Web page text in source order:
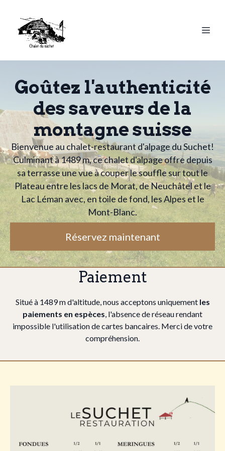
Goûtez l'authenticité
des saveurs de la
montagne suisse
Bienvenue au chalet-restaurant d'alpage du Suchet!
Culminant à 1489 m, ce chalet d'alpage offre depuis
sa terrasse une vue à couper le souffle sur tout le
Plateau entre les lacs de Morat, de Neuchâtel et le
Lac Léman avec, en toile de fond, les Alpes et le
Mont-Blanc.
Réservez maintenant
Paiement
Situé à 1489 m d'altitude, nous acceptons uniquement les
paiements en espèces, l'absence de réseau rendant
impossible l'utilisation de cartes bancaires. Merci de votre
compréhension.